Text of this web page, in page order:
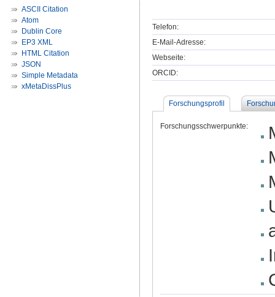
ASCII Citation
Atom
Dublin Core
EP3 XML
HTML Citation
JSON
Simple Metadata
xMetaDissPlus
Telefon:
E-Mail-Adresse:
Webseite:
ORCID:
Forschungsprofil
Forschungsschwerpunkte: